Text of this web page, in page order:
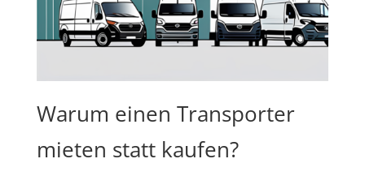
Warum einen Transporter
mieten statt kaufen?